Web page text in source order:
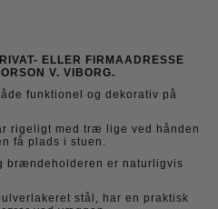
ELLER FIRMAADRESSE
V. VIBORG.
funktionel og dekorativ på
rigeligt med træ lige ved hånden
få plads i stuen.
brændeholderen er naturligvis
stål, har en praktisk